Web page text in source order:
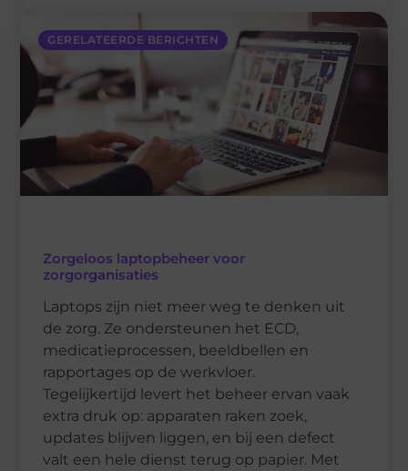
GERELATEERDE BERICHTEN
Zorgeloos laptopbeheer voor
zorgorganisaties
Laptops zijn niet meer weg te denken uit
de zorg. Ze ondersteunen het ECD,
medicatieprocessen, beeldbellen en
rapportages op de werkvloer.
Tegelijkertijd levert het beheer ervan vaak
extra druk op: apparaten raken zoek,
updates blijven liggen, en bij een defect
valt een hele dienst terug op papier. Met